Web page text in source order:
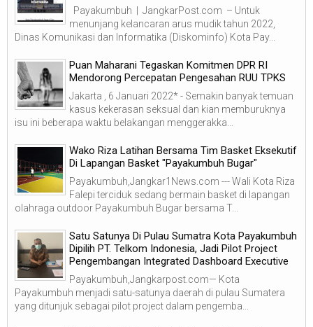
Payakumbuh | JangkarPost.com – Untuk
menunjang kelancaran arus mudik tahun 2022,
Dinas Komunikasi dan Informatika (Diskominfo) Kota Pay...
Puan Maharani Tegaskan Komitmen DPR RI
Mendorong Percepatan Pengesahan RUU TPKS
Jakarta , 6 Januari 2022* - Semakin banyak temuan
kasus kekerasan seksual dan kian memburuknya
isu ini beberapa waktu belakangan menggerakka...
Wako Riza Latihan Bersama Tim Basket Eksekutif
Di Lapangan Basket "Payakumbuh Bugar"
Payakumbuh,Jangkar1News.com --- Wali Kota Riza
Falepi terciduk sedang bermain basket di lapangan
olahraga outdoor Payakumbuh Bugar bersama T...
Satu Satunya Di Pulau Sumatra Kota Payakumbuh
Dipilih PT. Telkom Indonesia, Jadi Pilot Project
Pengembangan Integrated Dashboard Executive
Payakumbuh,Jangkarpost.com— Kota
Payakumbuh menjadi satu-satunya daerah di pulau Sumatera
yang ditunjuk sebagai pilot project dalam pengemba...